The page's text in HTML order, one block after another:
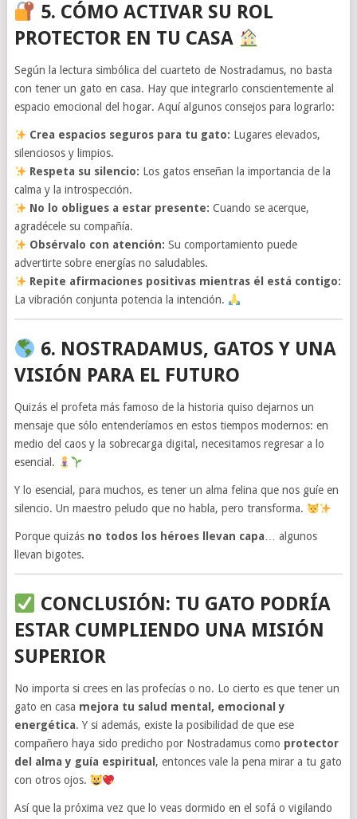
5. CÓMO ACTIVAR SU ROL
PROTECTOR EN TU CASA
Según la lectura simbólica del cuarteto de Nostradamus, no basta
con tener un gato en casa. Hay que integrarlo conscientemente al
espacio emocional del hogar. Aquí algunos consejos para lograrlo:
Crea espacios seguros para tu gato: Lugares elevados,
silenciosos y limpios.
Respeta su silencio: Los gatos enseñan la importancia de la
calma y la introspección.
No lo obligues a estar presente: Cuando se acerque,
agradécele su compañía.
Obsérvalo con atención: Su comportamiento puede
advertirte sobre energías no saludables.
Repite afirmaciones positivas mientras él está contigo:
La vibración conjunta potencia la intención.
6. NOSTRADAMUS, GATOS Y UNA
VISIÓN PARA EL FUTURO
Quizás el profeta más famoso de la historia quiso dejarnos un
mensaje que sólo entenderíamos en estos tiempos modernos: en
medio del caos y la sobrecarga digital, necesitamos regresar a lo
esencial.
Y lo esencial, para muchos, es tener un alma felina que nos guíe en
silencio. Un maestro peludo que no habla, pero transforma.
Porque quizás no todos los héroes llevan capa… algunos
llevan bigotes.
CONCLUSIÓN: TU GATO PODRÍA
ESTAR CUMPLIENDO UNA MISIÓN
SUPERIOR
No importa si crees en las profecías o no. Lo cierto es que tener un
gato en casa mejora tu salud mental, emocional y
energética. Y si además, existe la posibilidad de que ese
compañero haya sido predicho por Nostradamus como protector
del alma y guía espiritual , entonces vale la pena mirar a tu gato
con otros ojos.
Así que la próxima vez que lo veas dormido en el sofá o vigilando